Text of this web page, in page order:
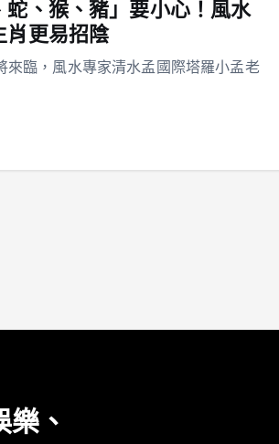
蛇、猴、豬」要小心！風水
肖更易招陰
來臨，風水專家清水孟國際塔羅小孟老
、